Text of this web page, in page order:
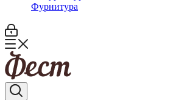
Фурнитура